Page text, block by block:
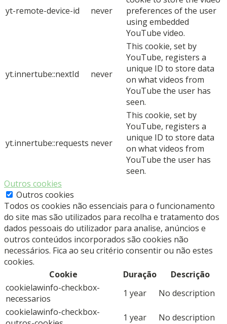
yt-remote-device-id never
preferences of the user
using embedded
YouTube video.
yt.innertube::nextId never
This cookie, set by
YouTube, registers a
unique ID to store data
on what videos from
YouTube the user has
seen.
yt.innertube::requests never
This cookie, set by
YouTube, registers a
unique ID to store data
on what videos from
YouTube the user has
seen.
Outros cookies
Outros cookies
Todos os cookies não essenciais para o funcionamento
do site mas são utilizados para recolha e tratamento dos
dados pessoais do utilizador para analise, anúncios e
outros conteúdos incorporados são cookies não
necessários. Fica ao seu critério consentir ou não estes
cookies.
Cookie
Duração
Descrição
cookielawinfo-checkbox-
necessarios
1 year
No description
cookielawinfo-checkbox-
1 year No description